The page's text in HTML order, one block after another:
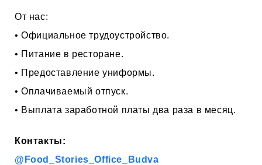
От нас:
• Официальное трудоустройство.
• Питание в ресторане.
• Предоставление униформы.
• Оплачиваемый отпуск.
• Выплата заработной платы два раза в месяц.
Контакты:
@Food_Stories_Office_Budva